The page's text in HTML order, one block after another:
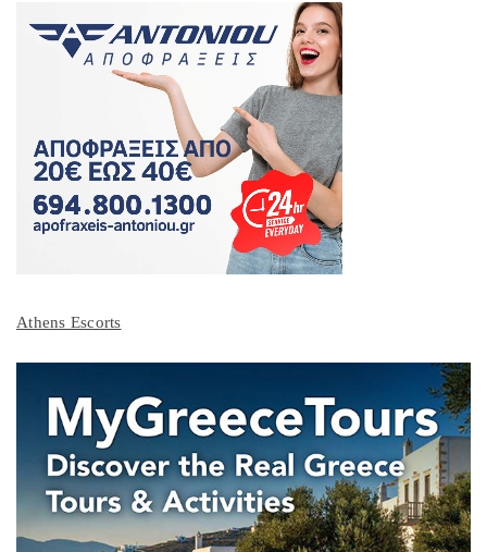
Athens Escorts